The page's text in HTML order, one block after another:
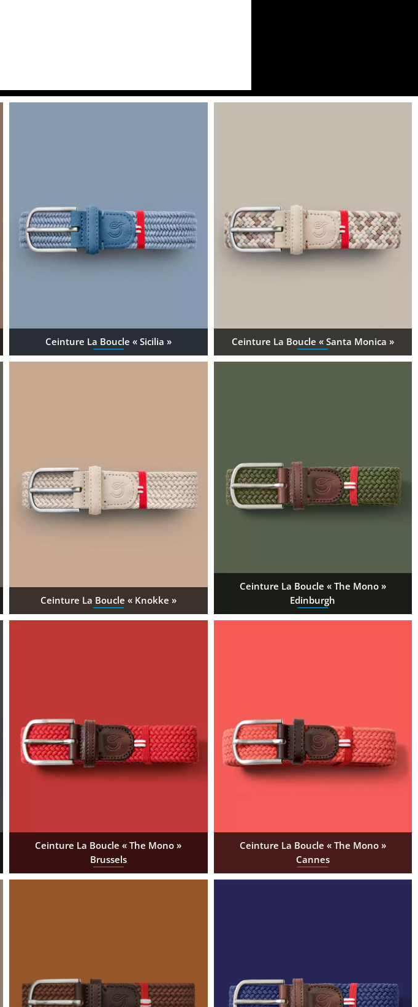
Ceinture La Boucle « Sicilia » Ceinture La Boucle « Santa Monica »
Ceinture La Boucle « Knokke »
Ceinture La Boucle « The Mono »
Edinburgh
Ceinture La Boucle « The Mono »
Brussels
Ceinture La Boucle « The Mono »
Cannes